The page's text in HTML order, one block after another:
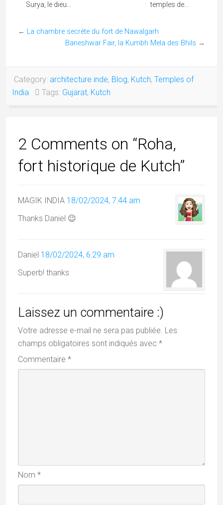
Surya, le dieu...
temples de...
← La chambre secrète du fort de Nawalgarh
Baneshwar Fair, la Kumbh Mela des Bhils →
Category: architecture inde, Blog, Kutch, Temples of
India
Tags: Gujarat, Kutch
2 Comments on “Roha,
fort historique de Kutch”
MAGIK INDIA 18/02/2024, 7:44 am
Thanks Daniel 😉
Daniel 18/02/2024, 6:29 am
Superb! thanks
Laissez un commentaire :)
Votre adresse e-mail ne sera pas publiée. Les
champs obligatoires sont indiqués avec *
Commentaire *
Nom *